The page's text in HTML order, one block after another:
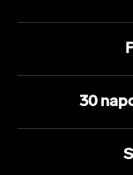
30